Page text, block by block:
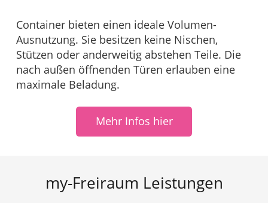
Container bieten einen ideale Volumen-
Ausnutzung. Sie besitzen keine Nischen,
Stützen oder anderweitig abstehen Teile. Die
nach außen öffnenden Türen erlauben eine
maximale Beladung.
Mehr Infos hier
my-Freiraum Leistungen